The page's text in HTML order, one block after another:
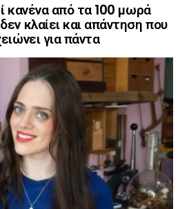
κανένα από τα 100 μωρά
κλαίει και απάντηση που
για πάντα